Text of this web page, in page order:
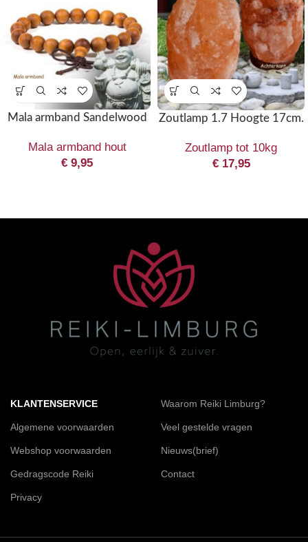
Mala armband Sandelwood
Mala armband hout
€ 9,95
Zoutlamp 1.7 Hoogte 17cm.
Zoutlamp tot 10kg
€17,95
KLANTENSERVICE
Algemene voorwaarden
Webshop voorwaarden
Gedragscode Reiki
Privacy
Waarom Reiki Limburg?
Veel gestelde vragen
Nieuws(brief)
Contact